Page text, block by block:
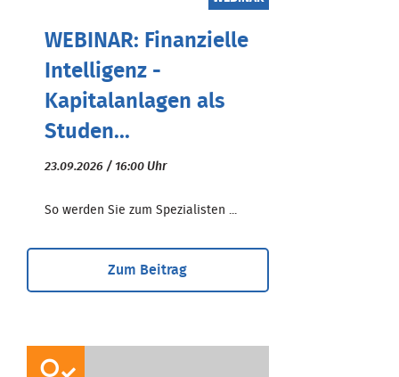
WEBINAR: Finanzielle
Intelligenz -
Kapitalanlagen als
Studen...
23.09.2026 / 16:00 Uhr
So werden Sie zum Spezialisten ...
Zum Beitrag